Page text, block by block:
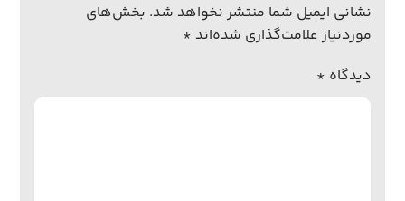
نشانی ایمیل شما منتشر نخواهد شد. بخش‌های
موردنیاز علامت‌گذاری شده‌اند *
دیدگاه *